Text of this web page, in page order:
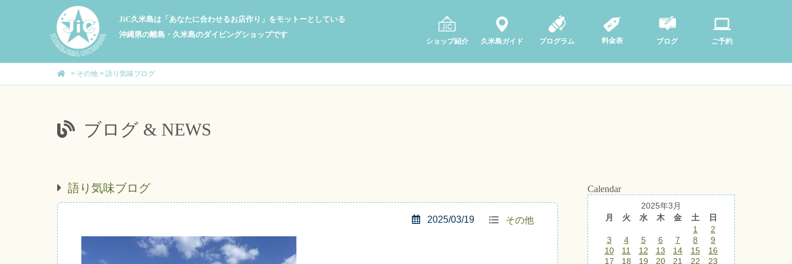
JiC久米島は「あなたに合わせるお店作り」をモットーとしている
沖縄県の離島・久米島のダイビングショップです
ショップ紹介 久米島ガイド プログラム 料金表 ブログ ご予約
> その他 > 語り気味ブログ
ブログ & NEWS
語り気味ブログ
その他
2025/03/19
Calendar
2025年3月
月
火 水 木 金 土
日
1
2
3
4 5 6 7 8
9
10
11 12 13 14 15
16
17
18 19 20 21 22 23